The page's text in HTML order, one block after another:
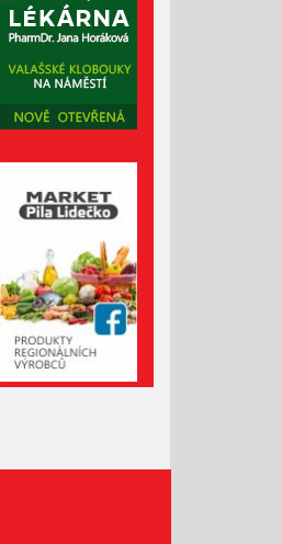
Září 2021
Srpen 2021
Červen 2021
Květen 2021
Duben 2021
Březen 2021
Únor 2021
Leden 2021
Prosinec 2020
Listopad 2020
Říjen 2020